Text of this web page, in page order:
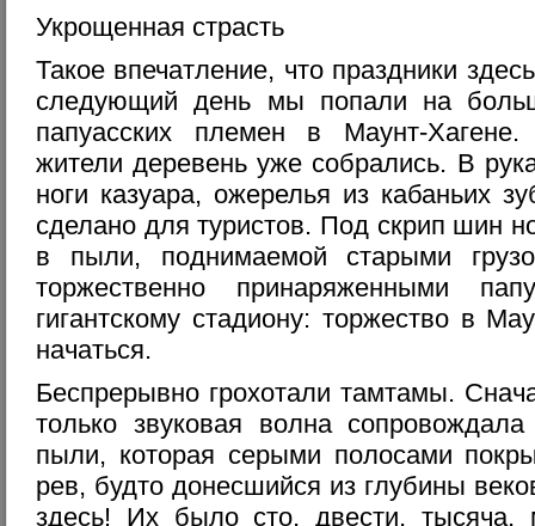
Укрощенная страсть
Такое впечатление, что праздники
следующий день мы попали на
папуасских племен в Маунт-
жители деревень уже собрались. В
ноги казуара, ожерелья из кабаньих
сделано для туристов. Под скрип шин
в пыли, поднимаемой старыми
торжественно принаряженными
гигантскому стадиону: торжество в
начаться.
Беспрерывно грохотали тамтамы.
только звуковая волна
пыли, которая серыми полосами
рев, будто донесшийся из глубины
здесь! Их было сто, двести,